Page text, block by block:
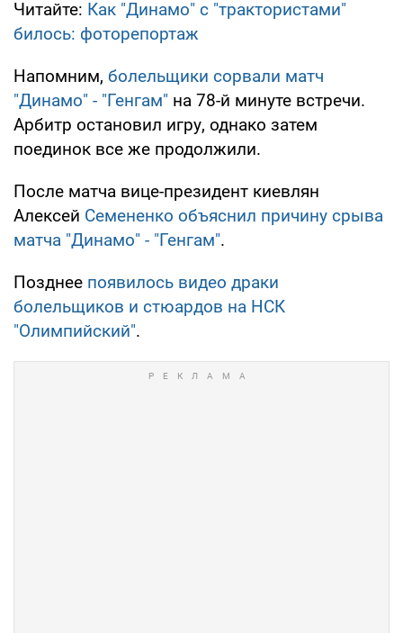
Читайте: Как "Динамо" с "трактористами"
билось: фоторепортаж
Напомним, болельщики сорвали матч
"Динамо" - "Генгам" на 78-й минуте встречи.
Арбитр остановил игру, однако затем
поединок все же продолжили.
После матча вице-президент киевлян
Алексей Семененко объяснил причину срыва
матча "Динамо" - "Генгам".
Позднее появилось видео драки
болельщиков и стюардов на НСК
"Олимпийский".